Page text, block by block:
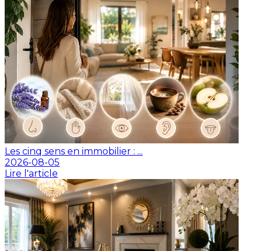
Les cinq sens en immobilier : ...
2026-08-05
Lire l'article